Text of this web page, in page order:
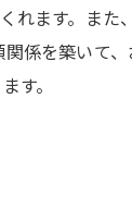
れます。また
係を築いて
す。